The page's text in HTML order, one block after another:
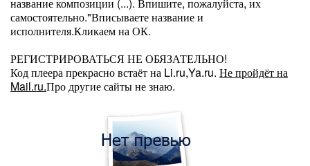
самостоятельно."Вписываете название и
исполнителя.Кликаем на ОК.
РЕГИСТРИРОВАТЬСЯ НЕ ОБЯЗАТЕЛЬНО!
Код плеера прекрасно встаёт на Li.ru,Ya.ru. Не пройдёт на
Mail.ru.Про другие сайты не знаю.